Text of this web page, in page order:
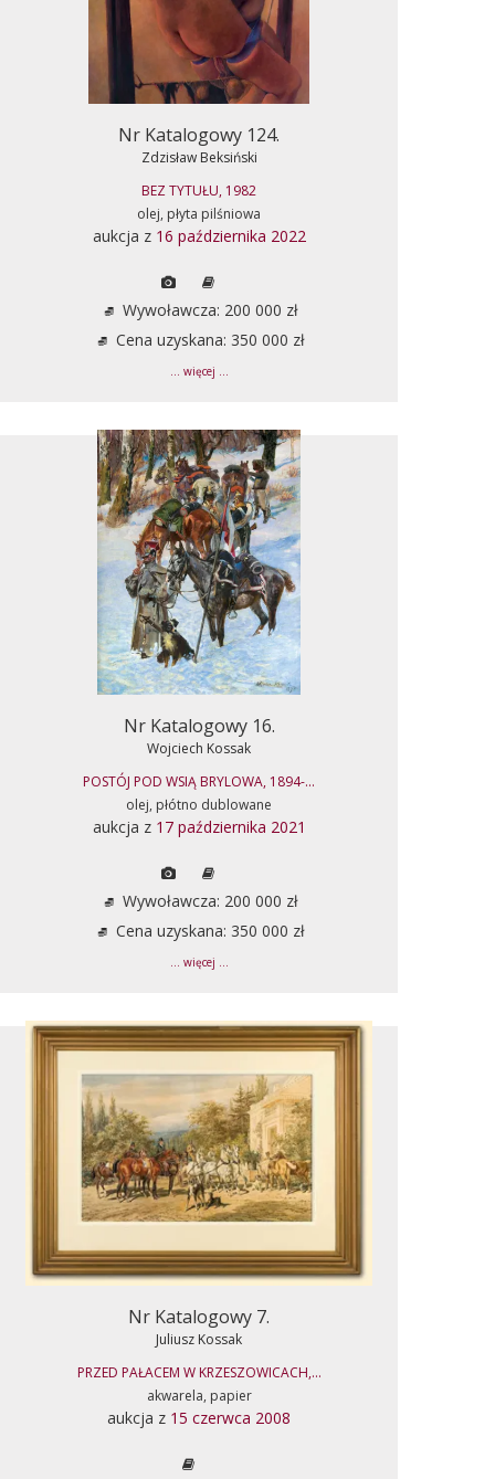
Nr Katalogowy 124.
Zdzisław Beksiński
BEZ TYTUŁU, 1982
olej, płyta pilśniowa
aukcja z 16 października 2022
Wywoławcza: 200 000 zł
Cena uzyskana: 350 000 zł
... więcej ...
Nr Katalogowy 16.
Wojciech Kossak
POSTÓJ POD WSIĄ BRYLOWA, 1894-...
olej, płótno dublowane
aukcja z 17 października 2021
Wywoławcza: 200 000 zł
Cena uzyskana: 350 000 zł
... więcej ...
Nr Katalogowy 7.
Juliusz Kossak
PRZED PAŁACEM W KRZESZOWICACH,...
akwarela, papier
aukcja z 15 czerwca 2008